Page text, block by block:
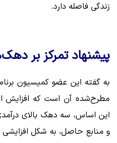
زندگی فاصله دارد.
پیشنهاد تمرکز بر
به گفته این عضو کمیسیون
مطرح‌شده آن است که افزایش
این اساس، سه دهک بالای